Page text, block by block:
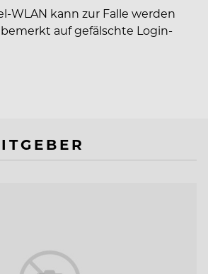
WLAN kann zur Falle werden
auf gefälschte Login-